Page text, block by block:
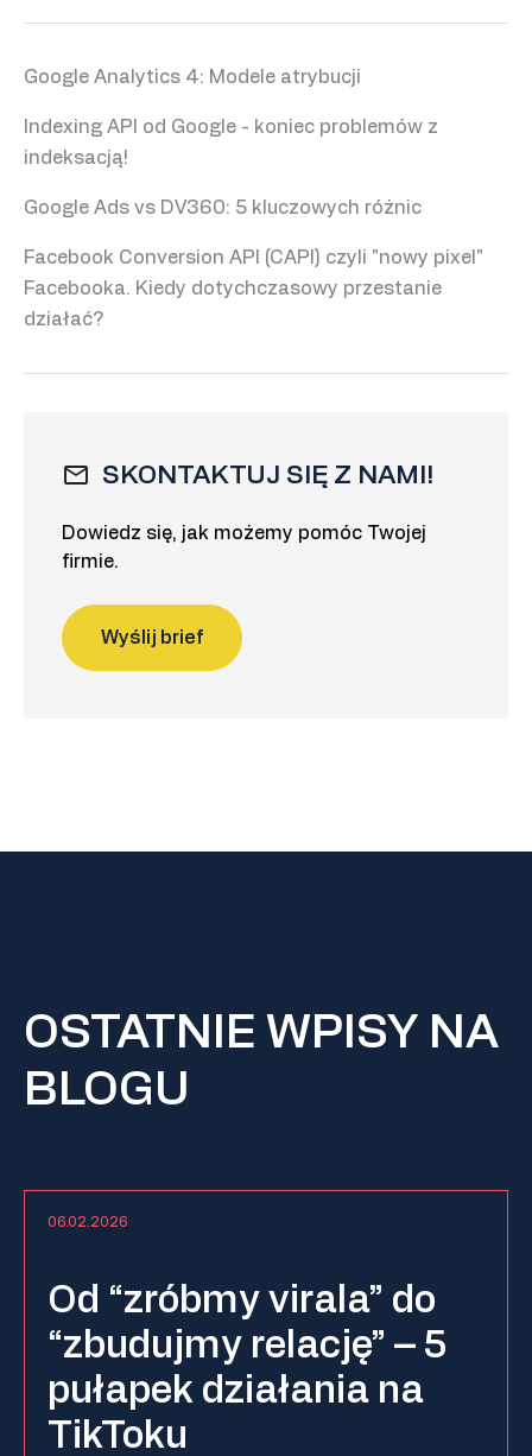
Google Analytics 4: Modele atrybucji
Indexing API od Google - koniec problemów z
indeksacją!
Google Ads vs DV360: 5 kluczowych różnic
Facebook Conversion API (CAPI) czyli "nowy pixel"
Facebooka. Kiedy dotychczasowy przestanie
działać?
SKONTAKTUJ SIĘ Z NAMI!
Dowiedz się, jak możemy pomóc Twojej
firmie.
Wyślij brief
OSTATNIE WPISY NA
BLOGU
06.02.2026
Od “zróbmy virala” do
“zbudujmy relację” – 5
pułapek działania na
TikToku